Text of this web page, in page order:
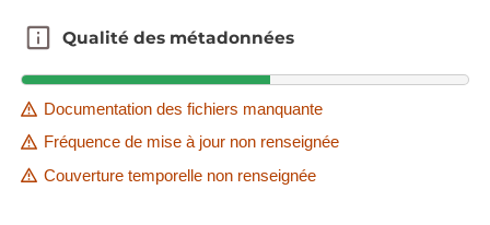
Qualité des métadonnées
Qualité des métadonnées
Documentation des fichiers manquante
Fréquence de mise à jour non renseignée
Couverture temporelle non renseignée